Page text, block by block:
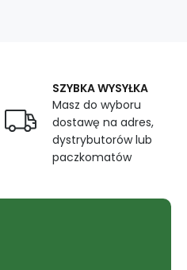
SZYBKA WYSYŁKA
Masz do wyboru
dostawę na adres,
dystrybutorów lub
paczkomatów